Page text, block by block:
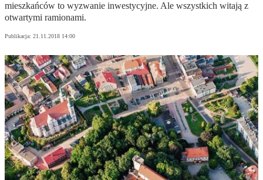
mieszkańców to wyzwanie inwestycyjne. Ale wszystkich witają z
otwartymi ramionami.
Publikacja: 21.11.2018 14:00